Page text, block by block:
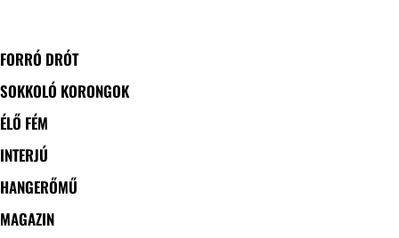
FORRÓ DRÓT
SOKKOLÓ KORONGOK
ÉLŐ FÉM
INTERJÚ
HANGERŐMŰ
MAGAZIN